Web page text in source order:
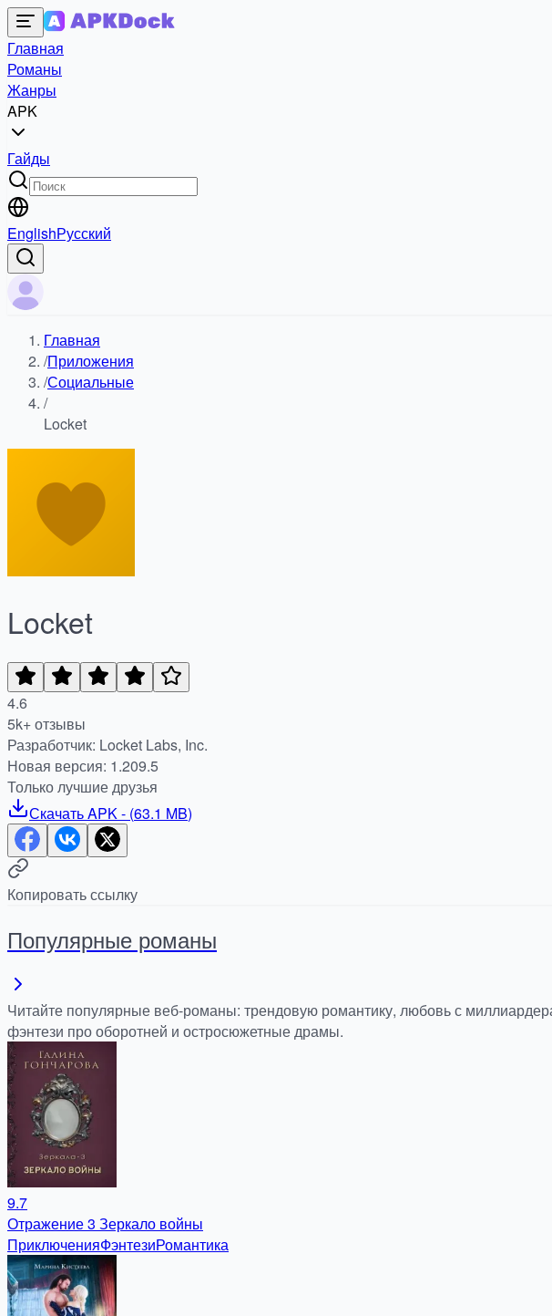
Главная
Романы
Жанры
APK
Гайды
EnglishРусский
Главная
/Приложения
/Социальные
/
Locket
Locket
4.6
5k+ отзывы
Разработчик: Locket Labs, Inc.
Новая версия: 1.209.5
Только лучшие друзья
СкачатьAPK- (63.1 MB)
Копировать ссылку
Популярные романы
Читайте популярные веб-романы: трендовую романтику, любовь с
фэнтези про оборотней и остросюжетные драмы.
9.7
Отражение 3 Зеркало войны
ПриключенияФэнтезиРомантика